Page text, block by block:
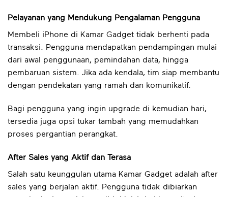
Pelayanan yang Mendukung Pengalaman Pengguna
Membeli iPhone di Kamar Gadget tidak berhenti pada
transaksi. Pengguna mendapatkan pendampingan mulai
dari awal penggunaan, pemindahan data, hingga
pembaruan sistem. Jika ada kendala, tim siap membantu
dengan pendekatan yang ramah dan komunikatif.
Bagi pengguna yang ingin upgrade di kemudian hari,
tersedia juga opsi tukar tambah yang memudahkan
proses pergantian perangkat.
After Sales yang Aktif dan Terasa
Salah satu keunggulan utama Kamar Gadget adalah after
sales yang berjalan aktif. Pengguna tidak dibiarkan